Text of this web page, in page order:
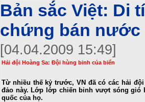
Bản sắc Việt: Di
chứng bán nước
[04.04.2009 15:49]
Hải đội Hoàng Sa: Đội hùng binh của biển
Từ nhiều thế kỷ trước, VN đã có các hải
đảo này. Lớp lớp chiến binh vượt sóng
quốc của họ.